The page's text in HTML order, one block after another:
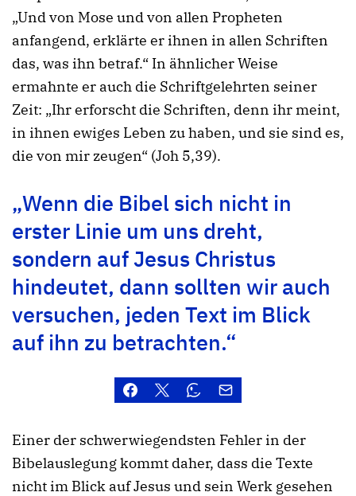
„Und von Mose und von allen Propheten
anfangend, erklärte er ihnen in allen Schriften
das, was ihn betraf.“ In ähnlicher Weise
ermahnte er auch die Schriftgelehrten seiner
Zeit: „Ihr erforscht die Schriften, denn ihr meint,
in ihnen ewiges Leben zu haben, und sie sind es,
die von mir zeugen“ (Joh 5,39).
„Wenn die Bibel sich nicht in
erster Linie um uns dreht,
sondern auf Jesus Christus
hindeutet, dann sollten wir auch
versuchen, jeden Text im Blick
auf ihn zu betrachten.“
Einer der schwerwiegendsten Fehler in der
Bibelauslegung kommt daher, dass die Texte
nicht im Blick auf Jesus und sein Werk gesehen